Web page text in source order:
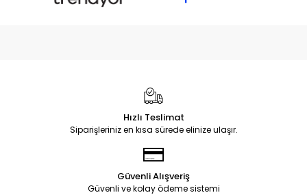
Hızlı Teslimat
Siparişleriniz en kısa sürede elinize ulaşır.
Güvenli Alışveriş
Güvenli ve kolay ödeme sistemi